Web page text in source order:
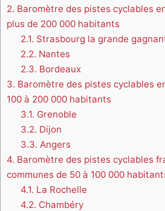
2. Baromètre des pistes cyclables
plus de 200 000 habitants
2.1. Strasbourg la grande
2.2. Nantes
2.3. Bordeaux
3. Baromètre des pistes cyclables
100 à 200 000 habitants
3.1. Grenoble
3.2. Dijon
3.3. Angers
4. Baromètre des pistes cyclables
communes de 50 à 100 000
4.1. La Rochelle
4.2. Chambéry